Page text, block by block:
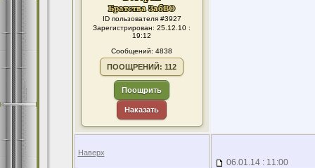
ID пользователя #3927
Зарегистрирован: 25.12.10 :
19:12
Сообщений: 4838
ПООЩРЕНИЙ: 112
Поощрить
Наказать
Наверх
06.01.14 : 11:00